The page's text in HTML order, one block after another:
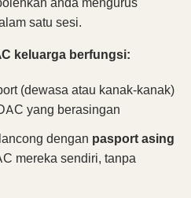
satu sesi.
keluarga berfungsi:
(dewasa atau kanak-kanak)
yang berasingan
dengan pasport asing
mereka sendiri, tanpa